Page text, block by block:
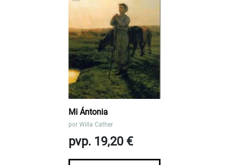
Mi Ántonia
por Willa Cather
pvp. 19,20 €